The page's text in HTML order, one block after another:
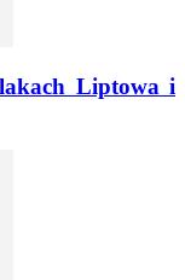
Liptowa i